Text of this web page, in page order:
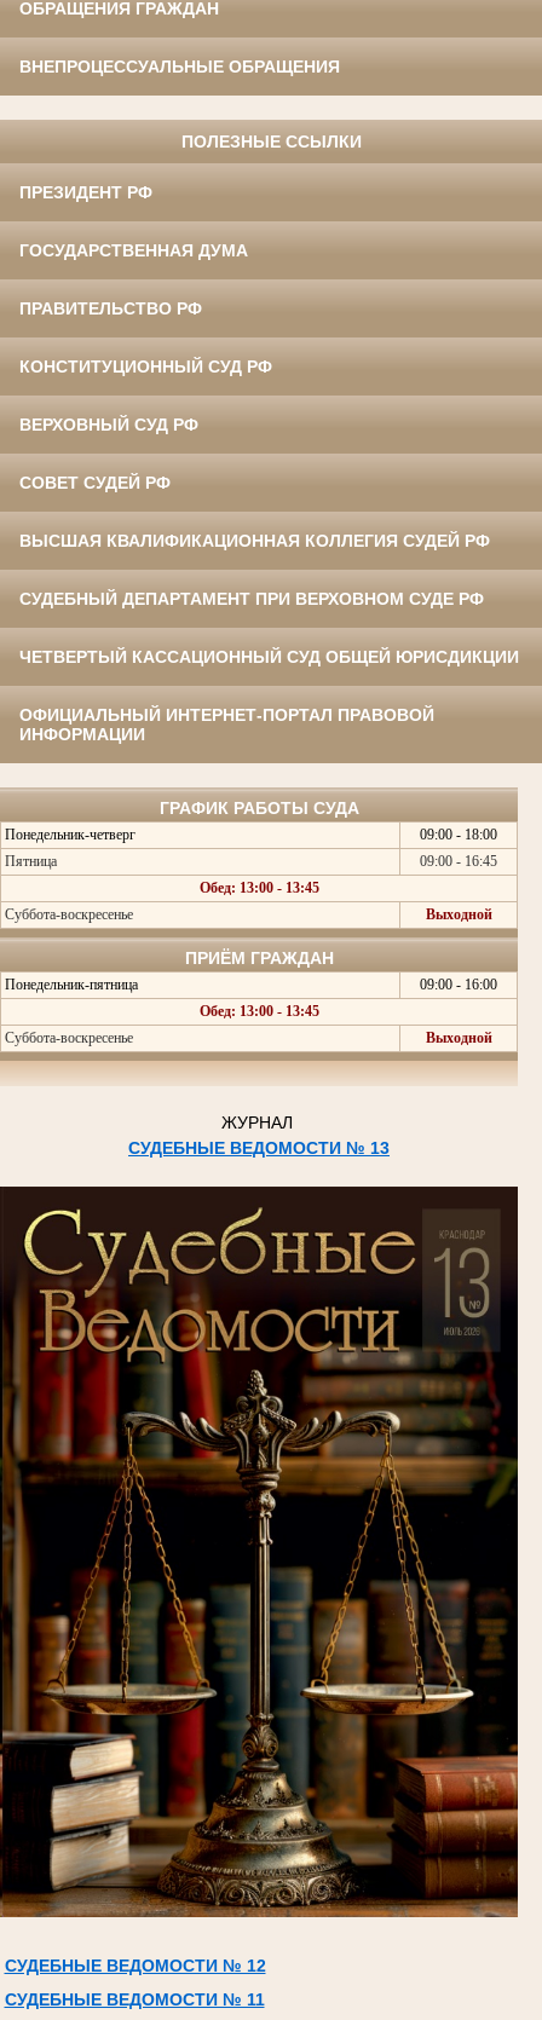
ОБРАЩЕНИЯ ГРАЖДАН
ВНЕПРОЦЕССУАЛЬНЫЕ ОБРАЩЕНИЯ
ПОЛЕЗНЫЕ ССЫЛКИ
ПРЕЗИДЕНТ РФ
ГОСУДАРСТВЕННАЯ ДУМА
ПРАВИТЕЛЬСТВО РФ
КОНСТИТУЦИОННЫЙ СУД РФ
ВЕРХОВНЫЙ СУД РФ
СОВЕТ СУДЕЙ РФ
ВЫСШАЯ КВАЛИФИКАЦИОННАЯ КОЛЛЕГИЯ СУДЕЙ РФ
СУДЕБНЫЙ ДЕПАРТАМЕНТ ПРИ ВЕРХОВНОМ СУДЕ РФ
ЧЕТВЕРТЫЙ КАССАЦИОННЫЙ СУД ОБЩЕЙ ЮРИСДИКЦИИ
ОФИЦИАЛЬНЫЙ ИНТЕРНЕТ-ПОРТАЛ ПРАВОВОЙ
ИНФОРМАЦИИ
ГРАФИК РАБОТЫ СУДА
Понедельник-четверг
09:00 - 18:00
Пятница
09:00 - 16:45
Обед: 13:00 - 13:45
Суббота-воскресенье
Выходной
ПРИЁМ ГРАЖДАН
Понедельник-пятница
09:00 - 16:00
Обед: 13:00 - 13:45
Суббота-воскресенье
Выходной
ЖУРНАЛ
СУДЕБНЫЕ ВЕДОМОСТИ № 13
СУДЕБНЫЕ ВЕДОМОСТИ № 12
СУДЕБНЫЕ ВЕДОМОСТИ № 11